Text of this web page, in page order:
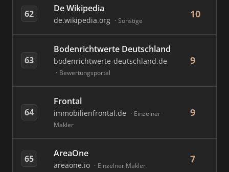
62 De Wikipedia
de.wikipedia.org Sonstige
10
63
Bodenrichtwerte Deutschland
bodenrichtwerte-deutschland.de
Bewertungsportal
9
64
Frontal
immobilienfrontal.de
Einzelner
Makler
9
65 AreaOne
areaone.io Einzelner Makler
7